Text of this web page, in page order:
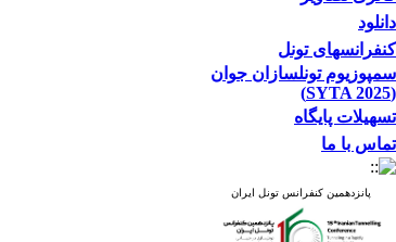
دانلود
کنفرانسهای تونل
سمپوزیوم تونلسازان جوان
(SYTA 2025)
تسهیلات پایگاه
تماس با ما
پانزدهمین کنفرانس تونل ایران